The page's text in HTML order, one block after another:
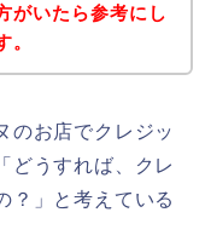
がいたら参考にし
。
のお店でクレジッ
どうすれば、クレ
？」と考えている